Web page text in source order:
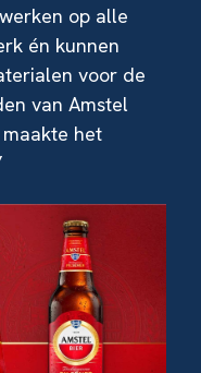
op alle
én kunnen
voor de
van Amstel
maakte het